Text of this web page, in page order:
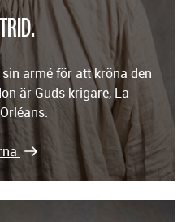
armé för att kröna den
är Guds krigare, La